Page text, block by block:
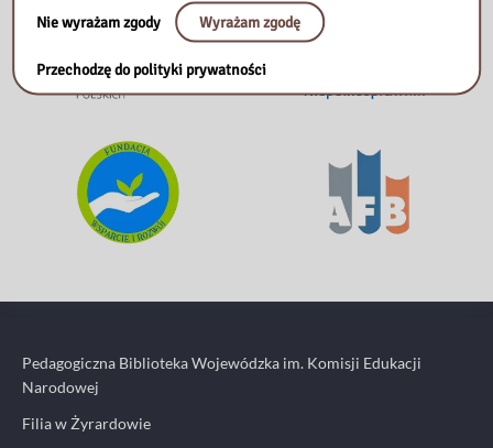
Pedagogiczna Biblioteka Wojewódzka im. Komisji Edukacji
Narodowej
Filia w Żyrardowie
Nie wyrażam zgody Wyrażam zgodę
Przechodzę do polityki prywatności